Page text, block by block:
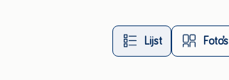
Lijst Foto’s